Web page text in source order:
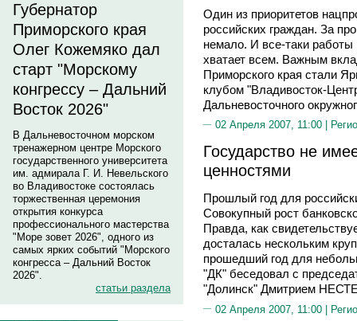
Губернатор
Приморского края
Олег Кожемяко дал
старт "Морскому
конгрессу – Дальний
Восток 2026"
В Дальневосточном морском
тренажерном центре Морского
государственного университета
им. адмирала Г. И. Невельского
во Владивостоке состоялась
торжественная церемония
открытия конкурса
профессионального мастерства
"Море зовет 2026", одного из
самых ярких событий "Морского
конгресса – Дальний Восток
2026".
статьи раздела
Один из приоритетов
российских граждан. За
немало. И все-таки работы
хватает всем. Важным
Приморского края стали
клубом "Владивосток-
Дальневосточного
02 Апреля 2007, 11:00 |
Государство не
ценностями
Прошлый год для
Совокупный рост
Правда, как
досталась нескольким
прошедший год для
"ДК" беседовал с
"Долинск" Дмитрием
02 Апреля 2007, 11:00 |